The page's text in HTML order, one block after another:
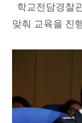
학교전담경찰
맞춰 교육을 진